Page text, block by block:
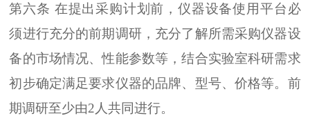
第六条 在提出采购计划前，仪器设备使用平台必
须进行充分的前期调研，充分了解所需采购仪器设
备的市场情况、性能参数等，结合实验室科研需求
初步确定满足要求仪器的品牌、型号、价格等。前
期调研至少由2人共同进行。